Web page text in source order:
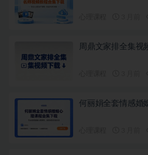
周鼎文家排全集视
何丽娟全套情感婚